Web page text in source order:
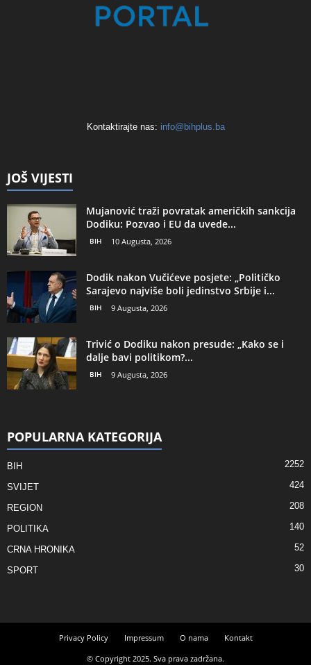
Kontaktirajte nas: info@bihplus.ba
JOŠ VIJESTI
Mujanović traži povratak američkih sankcija
Dodiku: Pozvao i EU da uvede...
BIH 10 Augusta, 2026
Dodik nakon Vučićeve posjete: „Političko
Sarajevo najviše boli jedinstvo Srbije i...
BIH 9 Augusta, 2026
Trivić o Dodiku nakon presude: „Kako se i
dalje bavi politikom?...
BIH 9 Augusta, 2026
POPULARNA KATEGORIJA
BIH 2252
SVIJET 424
REGION 208
POLITIKA 140
CRNA HRONIKA 52
SPORT 30
Privacy Policy Impressum O nama
Kontakt
© Copyright 2025. Sva prava zadržana.